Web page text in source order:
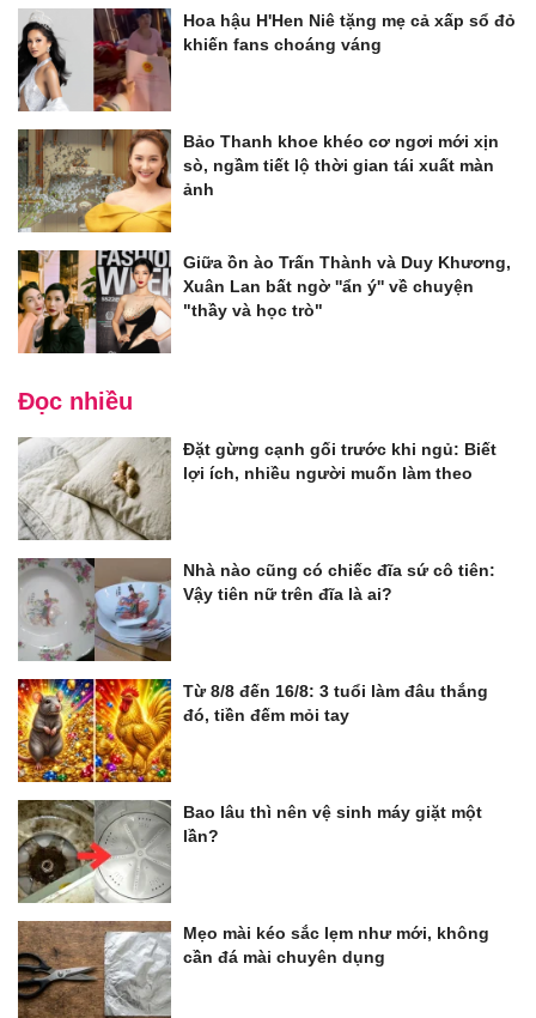
Hoa hậu H'Hen Niê tặng mẹ cả xấp sổ đỏ
khiến fans choáng váng
Bảo Thanh khoe khéo cơ ngơi mới xịn
sò, ngầm tiết lộ thời gian tái xuất màn
ảnh
Giữa ồn ào Trấn Thành và Duy Khương,
Xuân Lan bất ngờ ''ẩn ý'' về chuyện
"thầy và học trò"
Đọc nhiều
Đặt gừng cạnh gối trước khi ngủ: Biết
lợi ích, nhiều người muốn làm theo
Nhà nào cũng có chiếc đĩa sứ cô tiên:
Vậy tiên nữ trên đĩa là ai?
Từ 8/8 đến 16/8: 3 tuổi làm đâu thắng
đó, tiền đếm mỏi tay
Bao lâu thì nên vệ sinh máy giặt một
lần?
Mẹo mài kéo sắc lẹm như mới, không
cần đá mài chuyên dụng